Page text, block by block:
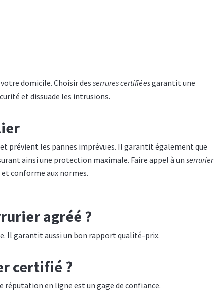
domicile. Choisir des serrures certifiéesgarantit une
et dissuade les intrusions.
prévient les pannes imprévues. Il garantit également que
ainsi une protection maximale. Faire appel à un serrurier
conforme aux normes.
agréé ?
Il garantit aussi un bon rapport qualité-prix.
certifié ?
en ligne est un gage de confiance.